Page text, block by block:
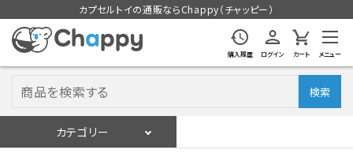
カプセルトイの通販ならChappy（チャッピー）
購入履歴 ログイン カート メニュー
検索
カテゴリー